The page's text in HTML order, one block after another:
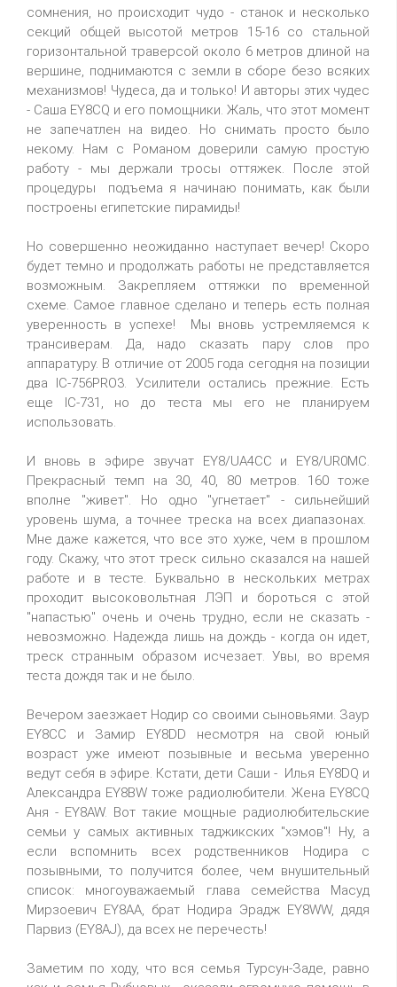
сомнения, но происходит чудо - станок и несколько
секций общей высотой метров 15-16 со стальной
горизонтальной траверсой около 6 метров длиной на
вершине, поднимаются с земли в сборе безо всяких
механизмов! Чудеса, да и только! И авторы этих чудес
- Саша EY8CQ и его помощники. Жаль, что этот момент
не запечатлен на видео. Но снимать просто было
некому. Нам с Романом доверили самую простую
работу - мы держали тросы оттяжек. После этой
процедуры подъема я начинаю понимать, как были
построены египетские пирамиды!
Но совершенно неожиданно наступает вечер! Скоро
будет темно и продолжать работы не представляется
возможным. Закрепляем оттяжки по временной
схеме. Самое главное сделано и теперь есть полная
уверенность в успехе! Мы вновь устремляемся к
трансиверам. Да, надо сказать пару слов про
аппаратуру. В отличие от 2005 года сегодня на позиции
два IC-756PRO3. Усилители остались прежние. Есть
еще IC-731, но до теста мы его не планируем
использовать.
И вновь в эфире звучат EY8/UA4CC и EY8/UR0MC.
Прекрасный темп на 30, 40, 80 метров. 160 тоже
вполне "живет". Но одно "угнетает" - сильнейший
уровень шума, а точнее треска на всех диапазонах.
Мне даже кажется, что все это хуже, чем в прошлом
году. Скажу, что этот треск сильно сказался на нашей
работе и в тесте. Буквально в нескольких метрах
проходит высоковольтная ЛЭП и бороться с этой
"напастью" очень и очень трудно, если не сказать -
невозможно. Надежда лишь на дождь - когда он идет,
треск странным образом исчезает. Увы, во время
теста дождя так и не было.
Вечером заезжает Нодир со своими сыновьями. Заур
EY8CC и Замир EY8DD несмотря на свой юный
возраст уже имеют позывные и весьма уверенно
ведут себя в эфире. Кстати, дети Саши - Илья EY8DQ и
Александра EY8BW тоже радиолюбители. Жена EY8CQ
Аня - EY8AW. Вот такие мощные радиолюбительские
семьи у самых активных таджикских "хэмов"! Ну, а
если вспомнить всех родственников Нодира с
позывными, то получится более, чем внушительный
список: многоуважаемый глава семейства Масуд
Мирзоевич EY8AA, брат Нодира Эрадж EY8WW, дядя
Парвиз (EY8AJ), да всех не перечесть!
Заметим по ходу, что вся семья Турсун-Заде, равно